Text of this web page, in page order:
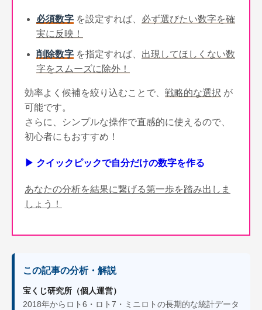
必須数字 を設定すれば、 必ず選びたい数字を確
実に反映！
削除数字 を指定すれば、 出現してほしくない数
字をスムーズに除外！
効率よく候補を絞り込むことで、 戦略的な選択 が
可能です。
さらに、シンプルな操作で直感的に使えるので、
初心者にもおすすめ！
▶ クイックピックで自分だけの数字を作る
あなたの分析を結果に繋げる第一歩を踏み出しま
しょう！
この記事の分析・解説
宝くじ研究所（個人運営）
2018年からロト6・ロト7・ミニロトの長期的な統計データ